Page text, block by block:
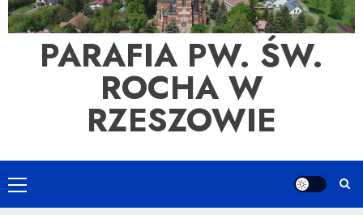
PARAFIA PW. ŚW.
ROCHA W
RZESZOWIE
Primary
Menu